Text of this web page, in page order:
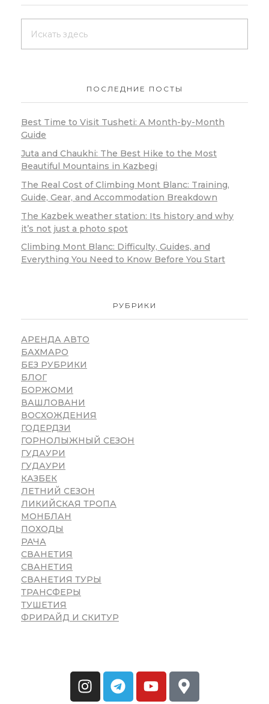
ПОСЛЕДНИЕ ПОСТЫ
Best Time to Visit Tusheti: A Month-by-Month
Guide
Juta and Chaukhi: The Best Hike to the Most
Beautiful Mountains in Kazbegi
The Real Cost of Climbing Mont Blanc: Training,
Guide, Gear, and Accommodation Breakdown
The Kazbek weather station: Its history and why
it’s not just a photo spot
Climbing Mont Blanc: Difficulty, Guides, and
Everything You Need to Know Before You Start
РУБРИКИ
АРЕНДА АВТО
БАХМАРО
БЕЗ РУБРИКИ
БЛОГ
БОРЖОМИ
ВАШЛОВАНИ
ВОСХОЖДЕНИЯ
ГОДЕРДЗИ
ГОРНОЛЫЖНЫЙ СЕЗОН
ГУДАУРИ
ГУДАУРИ
КАЗБЕК
ЛЕТНИЙ СЕЗОН
ЛИКИЙСКАЯ ТРОПА
МОНБЛАН
ПОХОДЫ
РАЧА
СВАНЕТИЯ
СВАНЕТИЯ
СВАНЕТИЯ ТУРЫ
ТРАНСФЕРЫ
ТУШЕТИЯ
ФРИРАЙД И СКИТУР